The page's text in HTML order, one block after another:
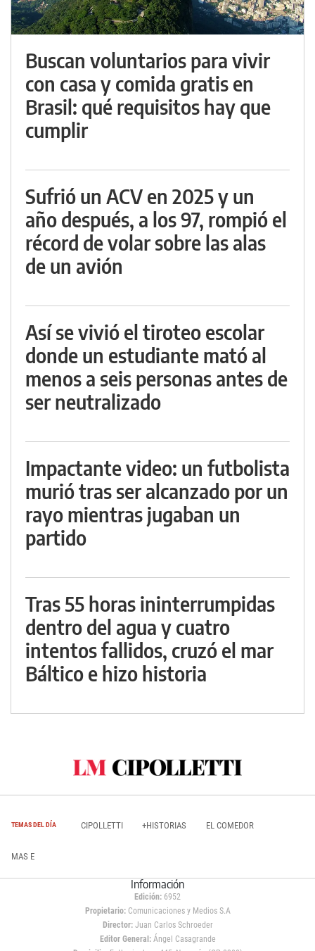
Buscan voluntarios para vivir
con casa y comida gratis en
Brasil: qué requisitos hay que
cumplir
Sufrió un ACV en 2025 y un
año después, a los 97, rompió el
récord de volar sobre las alas
de un avión
Así se vivió el tiroteo escolar
donde un estudiante mató al
menos a seis personas antes de
ser neutralizado
Impactante video: un futbolista
murió tras ser alcanzado por un
rayo mientras jugaban un
partido
Tras 55 horas ininterrumpidas
dentro del agua y cuatro
intentos fallidos, cruzó el mar
Báltico e hizo historia
TEMAS DEL DÍA CIPOLLETTI +HISTORIAS EL COMEDOR
MAS E
Información
Edición: 6952
Propietario:Comunicaciones y Medios S.A
Director: Juan Carlos Schroeder
Editor General:Ángel Casagrande